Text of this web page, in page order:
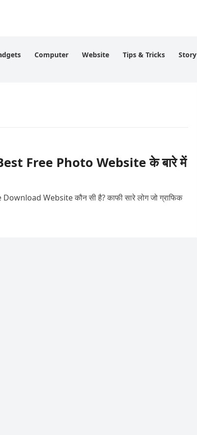
Computer Website Tips & Tricks Story
Free Photo Website के बारे में
Website कौन सी है? काफी सारे लोग जो ग्राफिक